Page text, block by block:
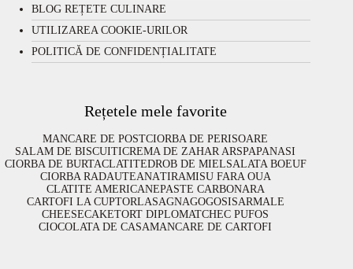
BLOG REȚETE CULINARE
UTILIZAREA COOKIE-URILOR
POLITICĂ DE CONFIDENȚIALITATE
Rețetele mele favorite
MANCARE DE POSTCIORBA DE PERISOARE
SALAM DE BISCUITICREMA DE ZAHAR ARSPAPANASI
CIORBA DE BURTACLATITEDROB DE MIELSALATA BOEUF
CIORBA RADAUTEANATIRAMISU FARA OUA
CLATITE AMERICANEPASTE CARBONARA
CARTOFI LA CUPTORLASAGNAGOGOSISARMALE
CHEESECAKETORT DIPLOMATCHEC PUFOS
CIOCOLATA DE CASAMANCARE DE CARTOFI